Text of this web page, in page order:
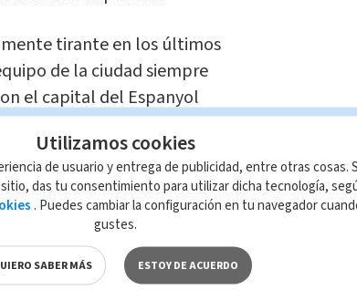
tirante en los últimos
de la ciudad siempre
el capital del Espanyol
en 2009 a los 26 años.
el Barça tras 16 años
rendirle homenaje
por ser ante todo
acabó en empate 1-1.
Utilizamos cookies
de usuario y entrega de publicidad, entre otras cosas.
das tu consentimiento para utilizar dicha tecnología,
. Puedes cambiar la configuración en tu navegador
gustes.
SABER MÁS ESTOY DE ACUERDO